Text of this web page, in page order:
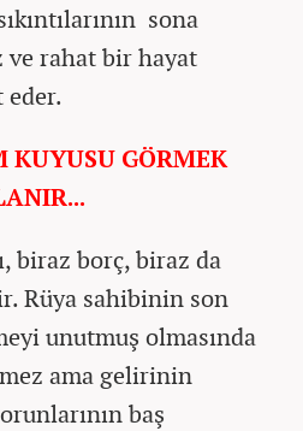
sona
ve rahat bir hayat
eder.
GÖRMEK
biraz borç, biraz da
Rüya sahibinin son
unutmuş olmasında
ama gelirinin
baş